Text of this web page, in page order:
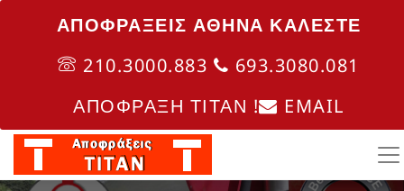
ΑΠΟΦΡΑΞΕΙΣ ΑΘΗΝΑ ΚΑΛΈΣΤΕ
210.3000.883
693.3080.081
ΑΠΟΦΡΑΞΗ ΤΙΤΑΝ !
EMAIL